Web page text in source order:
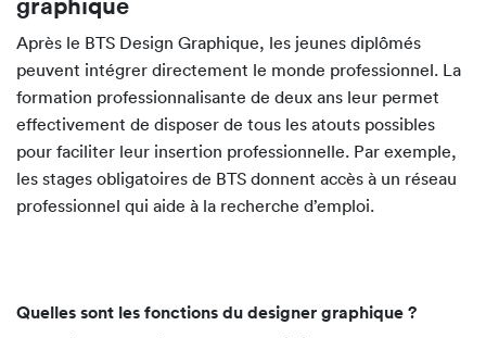
Après le BTS Design Graphique, les jeunes diplômés
peuvent intégrer directement le monde professionnel. La
formation professionnalisante de deux ans leur permet
effectivement de disposer de tous les atouts possibles
pour faciliter leur insertion professionnelle. Par exemple,
les stages obligatoires de BTS donnent accès à un réseau
professionnel qui aide à la recherche d’emploi.
Quelles sont les fonctions du designer graphique ?